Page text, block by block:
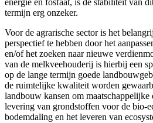
energie en fosfaat, is de stabiliteit van
termijn erg onzeker.
Voor de agrarische sector is het
perspectief te hebben door het
en/of het zoeken naar nieuwe
van de melkveehouderij is hierbij een
op de lange termijn goede
de ruimtelijke kwaliteit worden
landbouw kansen om maatschappelijke
levering van grondstoffen voor de bio-
bodemdaling en het leveren van